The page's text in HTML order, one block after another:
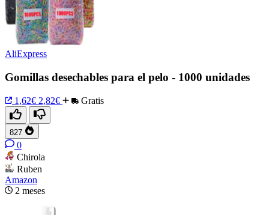
AliExpress
Gomillas desechables para el pelo - 1000 unidades
1,62€ 2,82€ Gratis
827
0
Chirola
Ruben
Amazon
2 meses